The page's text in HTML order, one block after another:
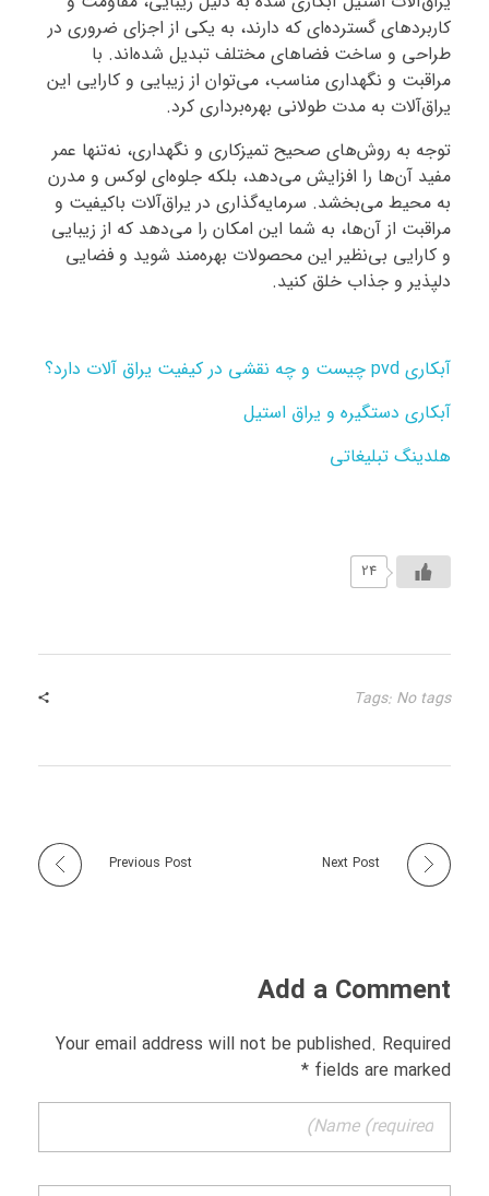
کاربردهای گسترده‌ای که دارند، به یکی از اجزای ضروری در
طراحی و ساخت فضاهای مختلف تبدیل شده‌اند. با
مراقبت و نگهداری مناسب، می‌توان از زیبایی و کارایی این
یراق‌آلات به مدت طولانی بهره‌برداری کرد.
توجه به روش‌های صحیح تمیزکاری و نگهداری، نه‌تنها عمر
مفید آن‌ها را افزایش می‌دهد، بلکه جلوه‌ای لوکس و مدرن
به محیط می‌بخشد. سرمایه‌گذاری در یراق‌آلات باکیفیت و
مراقبت از آن‌ها، به شما این امکان را می‌دهد که از زیبایی
و کارایی بی‌نظیر این محصولات بهره‌مند شوید و فضایی
دلپذیر و جذاب خلق کنید.
آبکاری pvd چیست و چه نقشی در کیفیت یراق آلات دارد؟
آبکاری ‎دستگيره و يراق استيل
هلدینگ تبلیغاتی
24
Tags: No tags
Previous Post Next Post
Add a Comment
Your email address will not be published. Required
fields are marked *